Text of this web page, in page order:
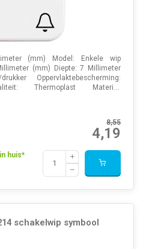
(mm) Model: Enkele wip
(mm) Diepte: 7 Millimeter
Oppervlaktebescherming:
Thermoplast Materi...
8,55
4,19
huis*
schakelwip symbool